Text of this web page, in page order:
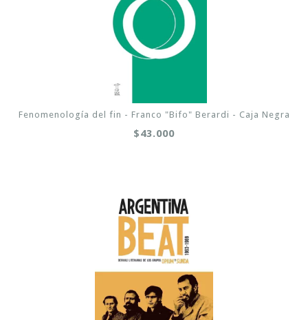
Fenomenología del fin - Franco "Bifo" Berardi - Caja Negra
$43.000